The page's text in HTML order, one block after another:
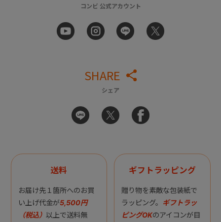
コンビ 公式アカウント
SHARE
シェア
送料
お届け先１箇所へのお買
い上げ代金が5,500円
（税込） 以上で送料無
ギフトラッピング
贈り物を素敵な包装紙で
ラッピング。 ギフトラッ
ピングOKのアイコンが目